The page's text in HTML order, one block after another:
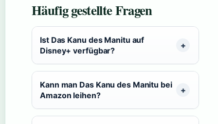
Häufig gestellte Fragen
Ist Das Kanu des Manitu auf
Disney+ verfügbar?
Kann man Das Kanu des Manitu bei
Amazon leihen?